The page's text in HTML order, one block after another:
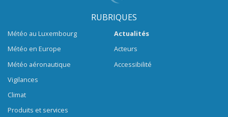
RUBRIQUES
Météo au Luxembourg
Météo en Europe
Météo aéronautique
Vigilances
Climat
Produits et services
Actualités
Acteurs
Accessibilité